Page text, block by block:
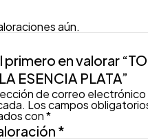
aún.
primero en valorar
ESENCIA PLATA”
de correo electrónico
Los campos
con*
*